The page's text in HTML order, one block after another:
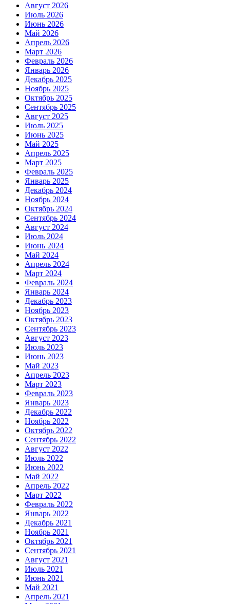
Август 2026
Июль 2026
Июнь 2026
Май 2026
Апрель 2026
Март 2026
Февраль 2026
Январь 2026
Декабрь 2025
Ноябрь 2025
Октябрь 2025
Сентябрь 2025
Август 2025
Июль 2025
Июнь 2025
Май 2025
Апрель 2025
Март 2025
Февраль 2025
Январь 2025
Декабрь 2024
Ноябрь 2024
Октябрь 2024
Сентябрь 2024
Август 2024
Июль 2024
Июнь 2024
Май 2024
Апрель 2024
Март 2024
Февраль 2024
Январь 2024
Декабрь 2023
Ноябрь 2023
Октябрь 2023
Сентябрь 2023
Август 2023
Июль 2023
Июнь 2023
Май 2023
Апрель 2023
Март 2023
Февраль 2023
Январь 2023
Декабрь 2022
Ноябрь 2022
Октябрь 2022
Сентябрь 2022
Август 2022
Июль 2022
Июнь 2022
Май 2022
Апрель 2022
Март 2022
Февраль 2022
Январь 2022
Декабрь 2021
Ноябрь 2021
Октябрь 2021
Сентябрь 2021
Август 2021
Июль 2021
Июнь 2021
Май 2021
Апрель 2021